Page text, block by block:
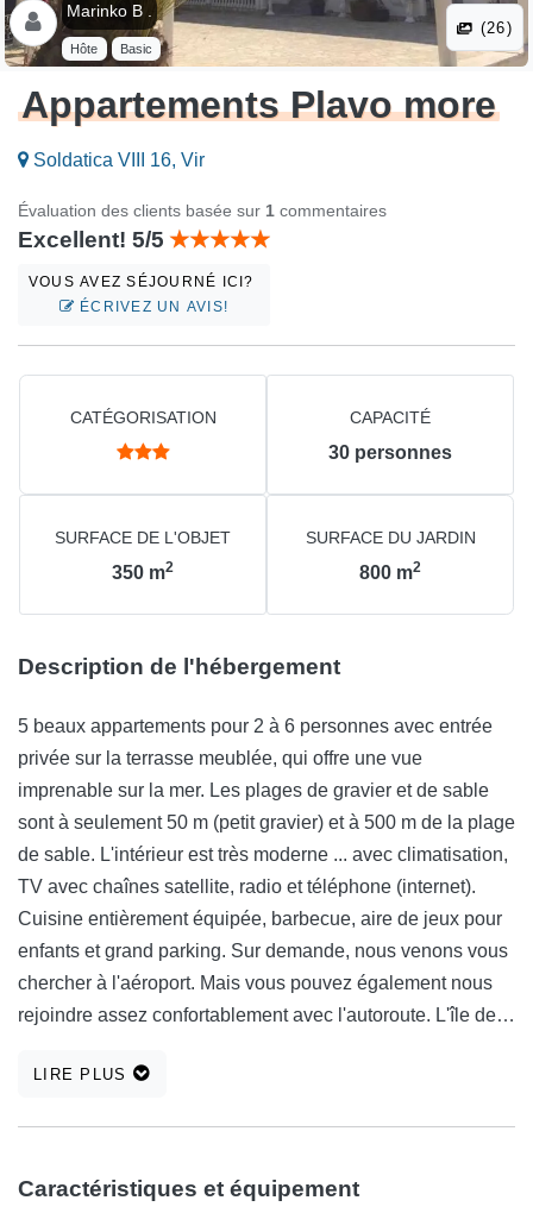
Marinko B .
Hôte Basic
(26)
Appartements Plavo more
Soldatica VIII 16, Vir
Évaluation des clients basée sur 1 commentaires
Excellent! 5/5
VOUS AVEZ SÉJOURNÉ ICI?
ÉCRIVEZ UN AVIS!
CATÉGORISATION CAPACITÉ
30 personnes
SURFACE DE L'OBJET
350 m2
SURFACE DU JARDIN
800 m2
Description de l'hébergement
5 beaux appartements pour 2 à 6 personnes avec entrée
privée sur la terrasse meublée, qui offre une vue
imprenable sur la mer. Les plages de gravier et de sable
sont à seulement 50 m (petit gravier) et à 500 m de la plage
de sable. L'intérieur est très moderne ... avec climatisation,
TV avec chaînes satellite, radio et téléphone (internet).
Cuisine entièrement équipée, barbecue, aire de jeux pour
enfants et grand parking. Sur demande, nous venons vous
chercher à l'aéroport. Mais vous pouvez également nous
rejoindre assez confortablement avec l'autoroute. L'île de
restaurants, bars et installations de sortie dans la région
inclus dans le prix.
LIRE PLUS
Caractéristiques et équipement